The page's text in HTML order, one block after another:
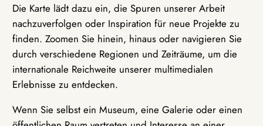
Die Karte lädt dazu ein, die Spuren unserer Arbeit
nachzuverfolgen oder Inspiration für neue Projekte zu
finden. Zoomen Sie hinein, hinaus oder navigieren Sie
durch verschiedene Regionen und Zeiträume, um die
internationale Reichweite unserer multimedialen
Erlebnisse zu entdecken.
Wenn Sie selbst ein Museum, eine Galerie oder einen